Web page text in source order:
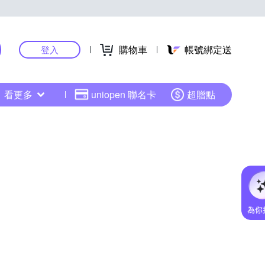
登入 購物車 帳號綁定送
看更多 uniopen 聯名卡 超贈點